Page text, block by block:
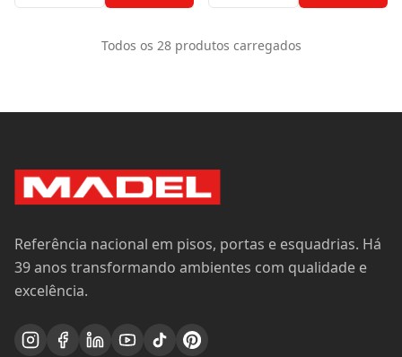
Todos os 28produtos carregados
Referência nacional em pisos, portas e esquadrias. Há
39 anos transformando ambientes com qualidade e
excelência.